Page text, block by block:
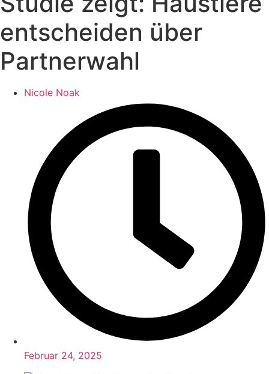
entscheiden über
Partnerwahl
Nicole Noak
Februar 24, 2025